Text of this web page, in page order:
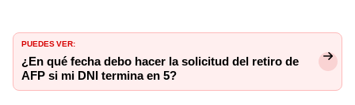
PUEDES VER:
¿En qué fecha debo hacer la solicitud del retiro de
AFP si mi DNI termina en 5?